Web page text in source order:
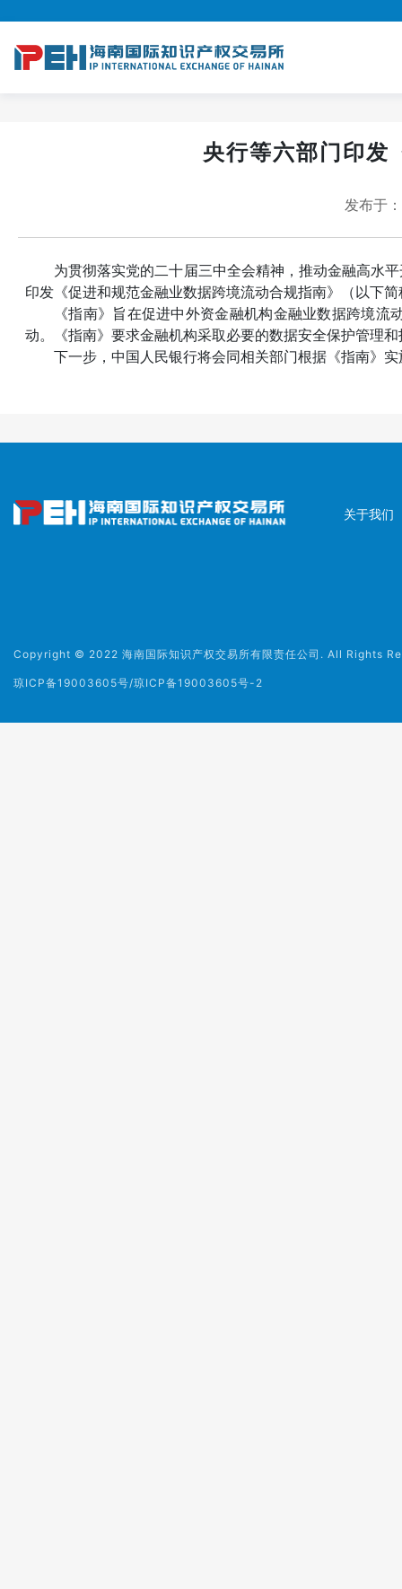
央行等六部门印发
发布于
为贯彻落实党的二十届三中全会精神，推动金融高水
印发《促进和规范金融业数据跨境流动合规指南》（以下
《指南》旨在促进中外资金融机构金融业数据跨境
动。《指南》要求金融机构采取必要的数据安全保护管理
下一步，中国人民银行将会同相关部门根据《指南》
关于我们
Copyright © 2022 海南国际知识产权交易所有限责任公司. All Rights
琼ICP备19003605号/琼ICP备19003605号-2